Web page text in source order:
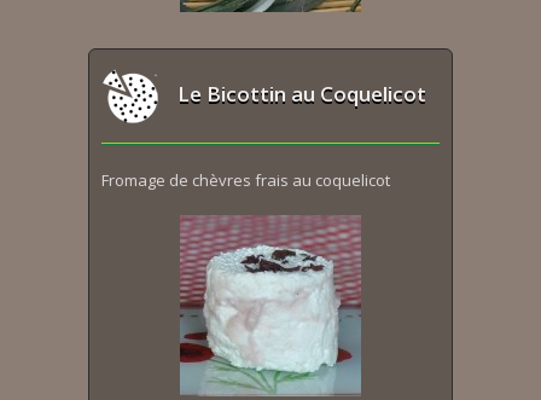
Le Bicottin au Coquelicot
Fromage de chèvres frais au coquelicot